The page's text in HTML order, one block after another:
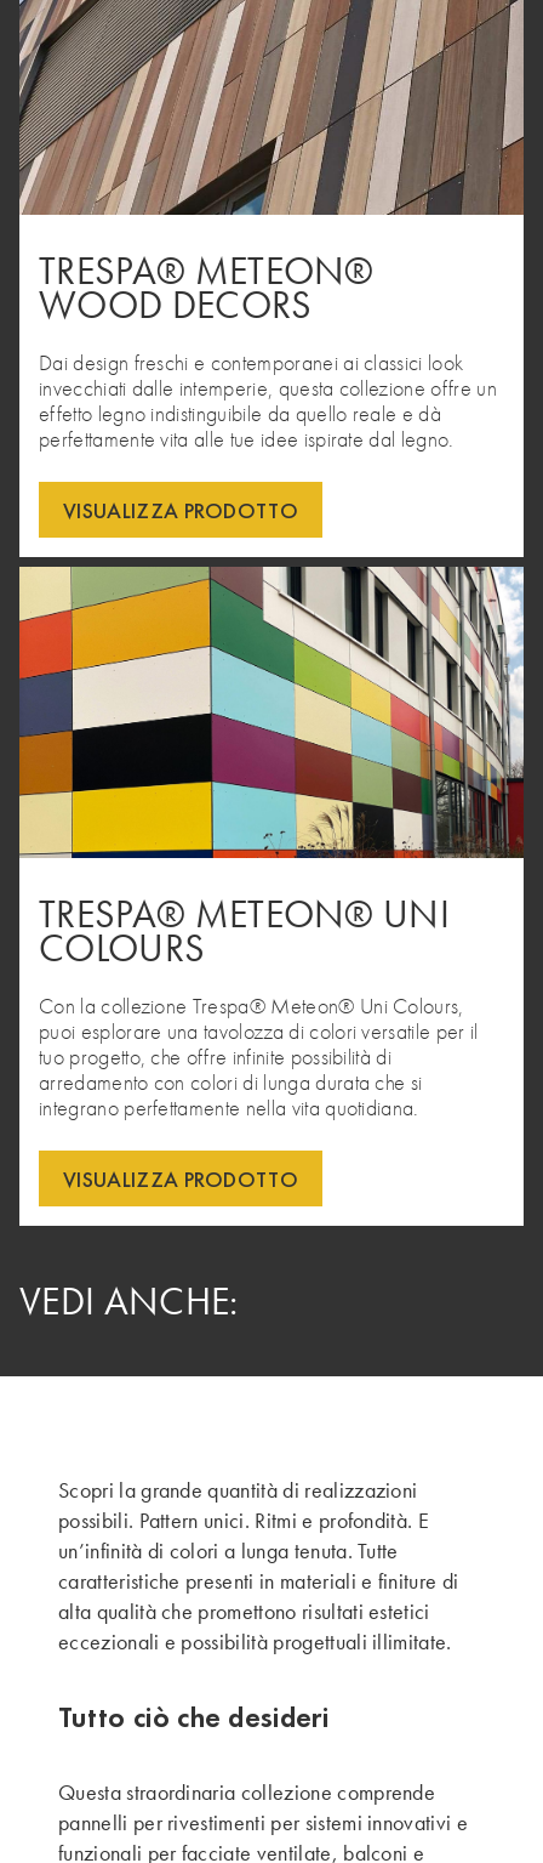
TRESPA® METEON®
WOOD DECORS
Dai design freschi e contemporanei ai classici look
invecchiati dalle intemperie, questa collezione offre un
effetto legno indistinguibile da quello reale e dà
perfettamente vita alle tue idee ispirate dal legno.
VISUALIZZA PRODOTTO
TRESPA® METEON® UNI
COLOURS
Con la collezione Trespa® Meteon® Uni Colours,
puoi esplorare una tavolozza di colori versatile per il
tuo progetto, che offre infinite possibilità di
arredamento con colori di lunga durata che si
integrano perfettamente nella vita quotidiana.
VISUALIZZA PRODOTTO
VEDI ANCHE:
Scopri la grande quantità di realizzazioni
possibili. Pattern unici. Ritmi e profondità. E
un’infinità di colori a lunga tenuta. Tutte
caratteristiche presenti in materiali e finiture di
alta qualità che promettono risultati estetici
eccezionali e possibilità progettuali illimitate.
Tutto ciò che desideri
Questa straordinaria collezione comprende
pannelli per rivestimenti per sistemi innovativi e
funzionali per facciate ventilate, balconi e